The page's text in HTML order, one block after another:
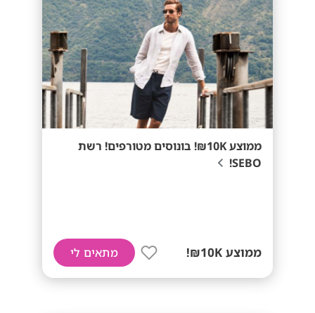
ממוצע 10K₪! בונוסים מטורפים! רשת
SEBO!
ממוצע 10K₪! מתאים לי